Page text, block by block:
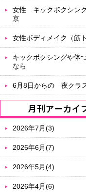
女性 キックボクシン
京
女性ボディメイク（筋ト
キックボクシングや体
なら
6月8日からの 夜クラ
2026年7月(3)
2026年6月(7)
2026年5月(4)
2026年4月(6)